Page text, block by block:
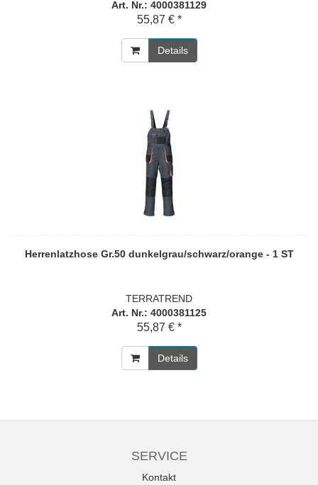
Art. Nr.: 4000381129
55,87 € *
Details
Herrenlatzhose Gr.50 dunkelgrau/schwarz/orange - 1 ST
TERRATREND
Art. Nr.: 4000381125
55,87 € *
Details
SERVICE
Kontakt